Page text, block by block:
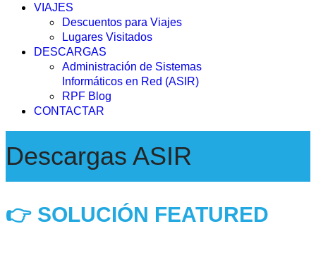
VIAJES
Descuentos para Viajes
Lugares Visitados
DESCARGAS
Administración de Sistemas
Informáticos en Red (ASIR)
RPF Blog
CONTACTAR
Descargas ASIR
👉 SOLUCIÓN FEATURED